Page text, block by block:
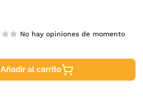
No hay opiniones de momento
Añadir al carrito